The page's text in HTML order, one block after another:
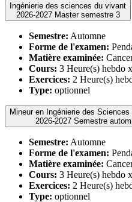
Ingénierie des sciences du vivant
2026-2027 Master semestre 3
Semestre: Automne
Forme de l'examen:
Matière examinée:
Cours: 3 Heure(s) hebdo
Exercices: 2 Heure(s)
Type: optionnel
Mineur en Ingénierie des
2026-2027 Semestre
Semestre: Automne
Forme de l'examen:
Matière examinée:
Cours: 3 Heure(s) hebdo
Exercices: 2 Heure(s)
Type: optionnel